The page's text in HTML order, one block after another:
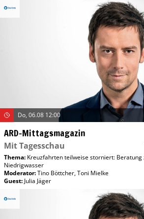
Do, 06.08 12:00
ARD-Mittagsmagazin
Mit Tagesschau
Thema: Kreuzfahrten teilweise storniert: Beratung
Niedrigwasser
Moderator:Tino Böttcher,Toni Mielke
Guest: Julia Jäger